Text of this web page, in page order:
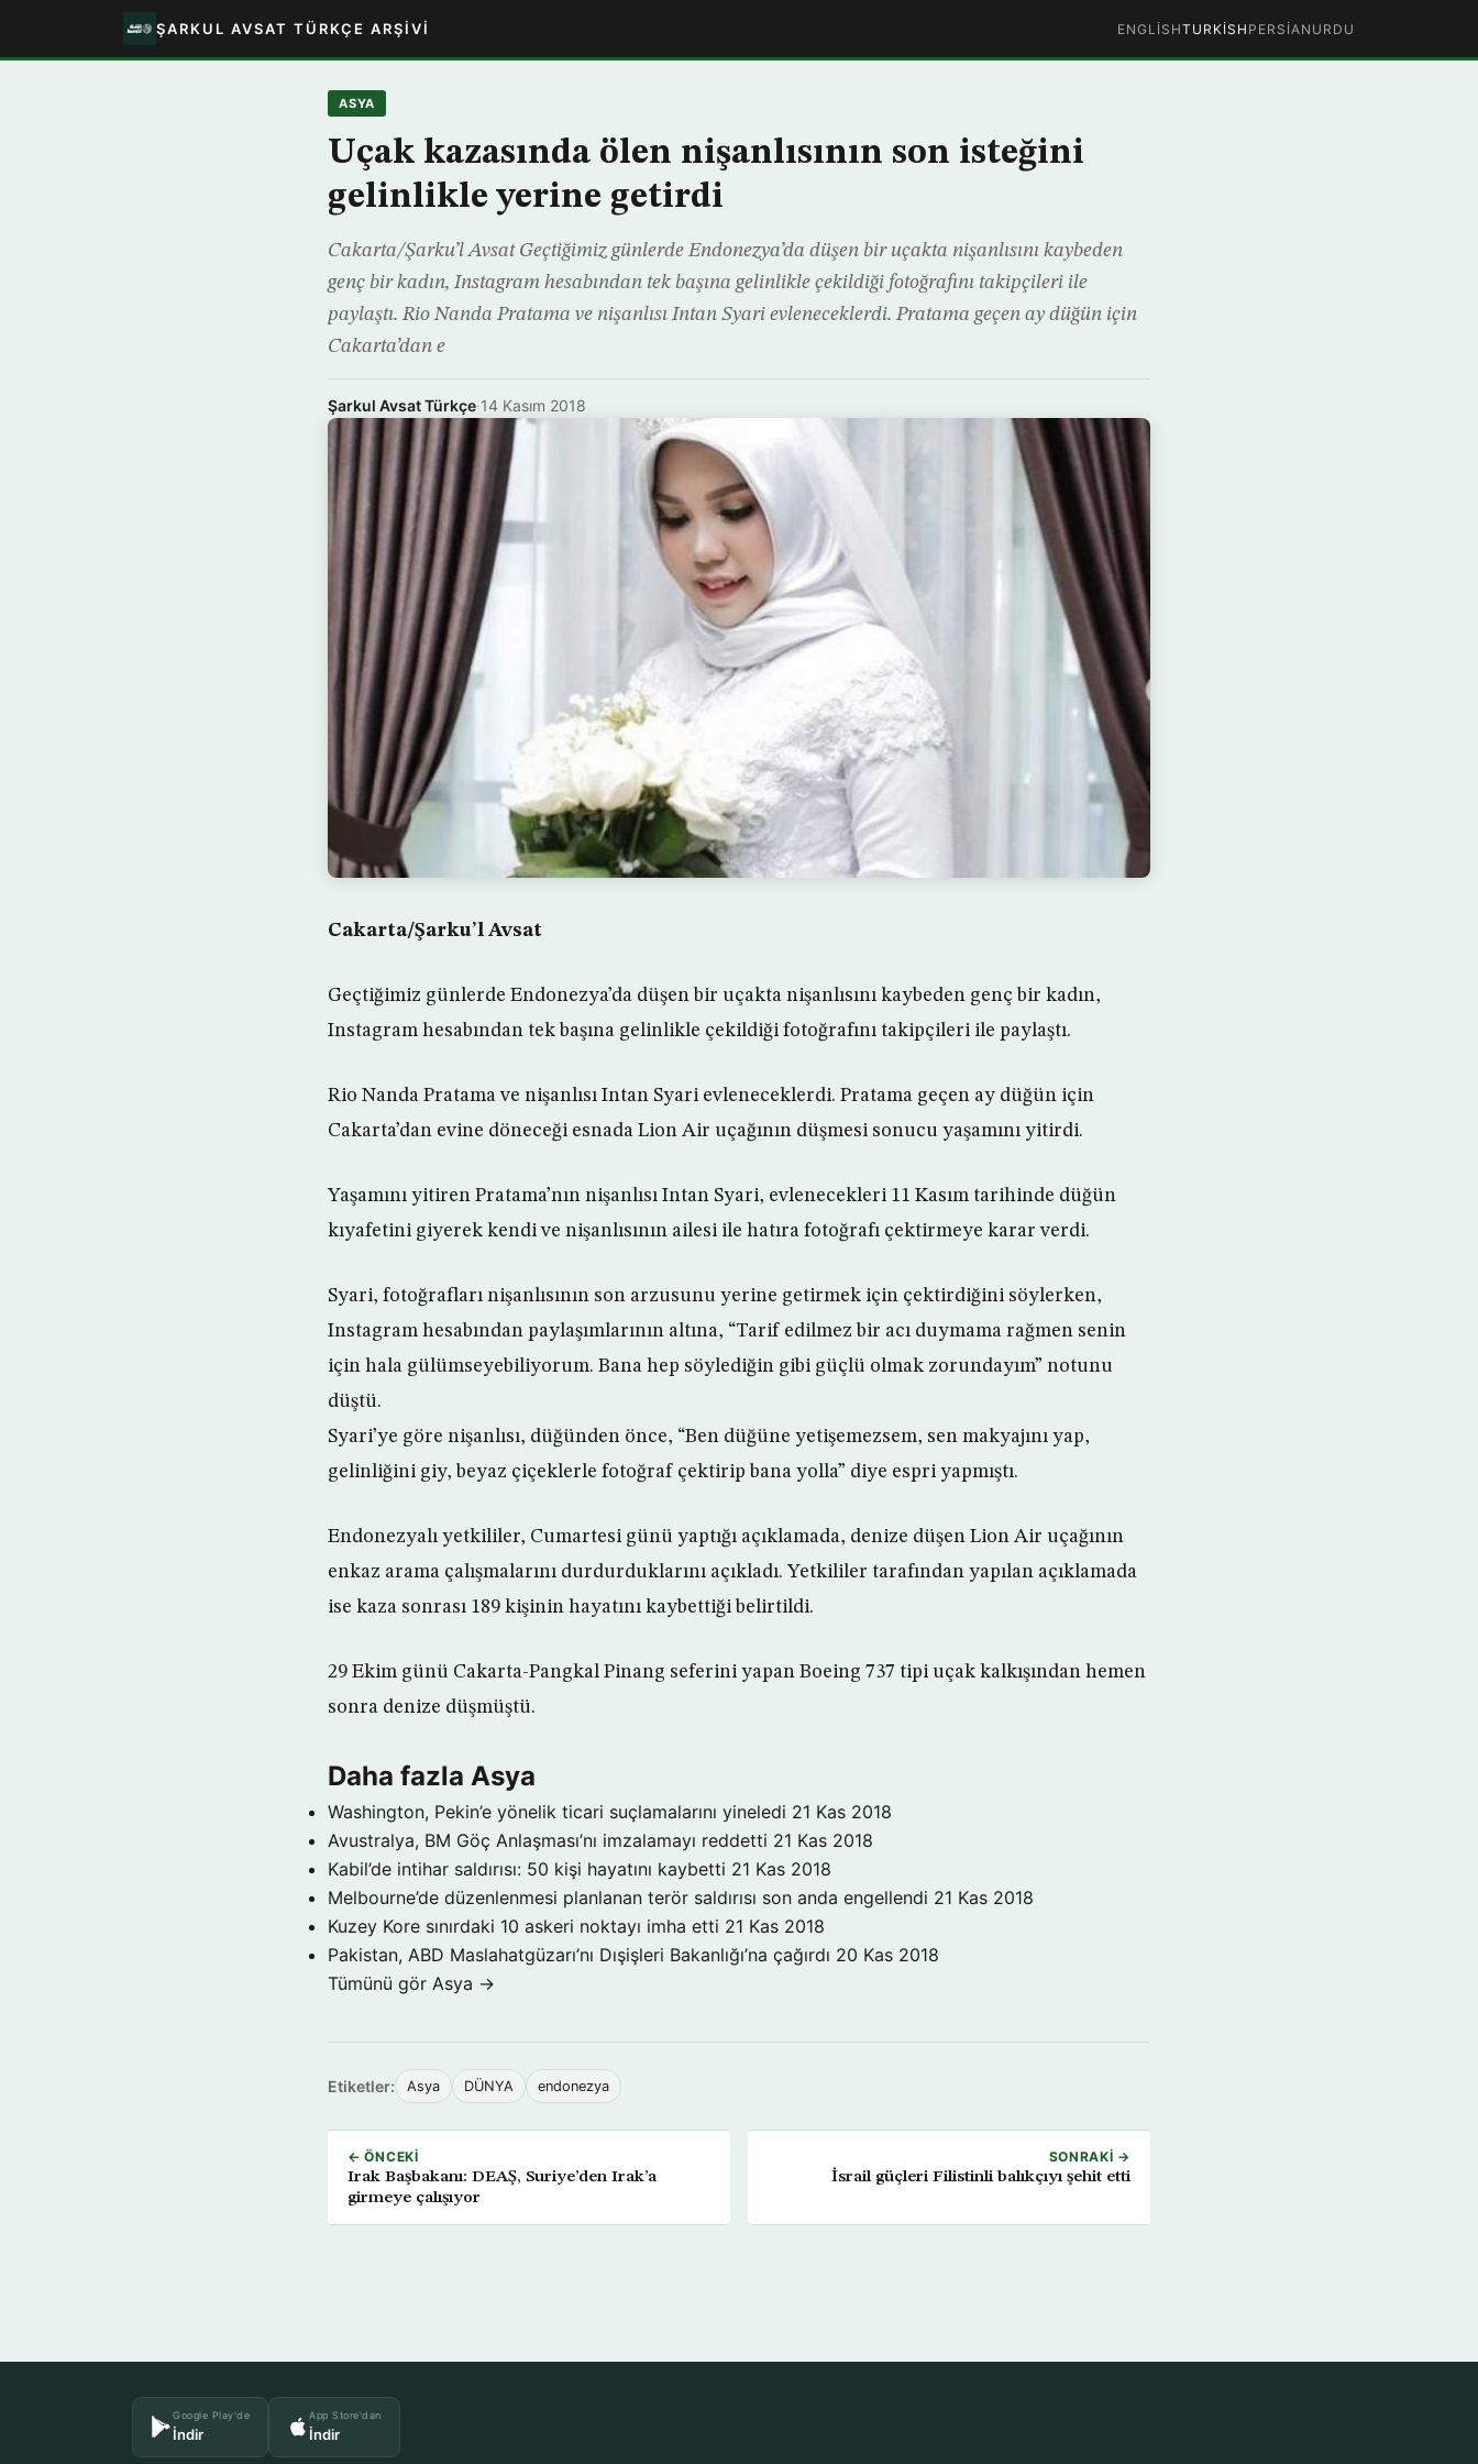
ŞARKUL AVSAT TÜRKÇE ARŞIVI ENGLISHTURKISH PERSIAN URDU
ASYA
Uçak kazasında ölen nişanlısının son isteğini
gelinlikle yerine getirdi
Cakarta/Şarku’l Avsat Geçtiğimiz günlerde Endonezya’da düşen bir uçakta nişanlısını kaybeden
genç bir kadın, Instagram hesabından tek başına gelinlikle çekildiği fotoğrafını takipçileri ile
paylaştı. Rio Nanda Pratama ve nişanlısı Intan Syari evleneceklerdi. Pratama geçen ay düğün için
Cakarta’dan e
Şarkul Avsat Türkçe·14 Kasım 2018
Cakarta/Şarku’l Avsat
Geçtiğimiz günlerde Endonezya’da düşen bir uçakta nişanlısını kaybeden genç bir kadın,
Instagram hesabından tek başına gelinlikle çekildiği fotoğrafını takipçileri ile paylaştı.
Rio Nanda Pratama ve nişanlısı Intan Syari evleneceklerdi. Pratama geçen ay düğün için
Cakarta’dan evine döneceği esnada Lion Air uçağının düşmesi sonucu yaşamını yitirdi.
Yaşamını yitiren Pratama’nın nişanlısı Intan Syari, evlenecekleri 11 Kasım tarihinde düğün
kıyafetini giyerek kendi ve nişanlısının ailesi ile hatıra fotoğrafı çektirmeye karar verdi.
Syari, fotoğrafları nişanlısının son arzusunu yerine getirmek için çektirdiğini söylerken,
Instagram hesabından paylaşımlarının altına, “Tarif edilmez bir acı duymama rağmen senin
için hala gülümseyebiliyorum. Bana hep söylediğin gibi güçlü olmak zorundayım” notunu
düştü.
Syari’ye göre nişanlısı, düğünden önce, “Ben düğüne yetişemezsem, sen makyajını yap,
gelinliğini giy, beyaz çiçeklerle fotoğraf çektirip bana yolla” diye espri yapmıştı.
Endonezyalı yetkililer, Cumartesi günü yaptığı açıklamada, denize düşen Lion Air uçağının
enkaz arama çalışmalarını durdurduklarını açıkladı. Yetkililer tarafından yapılan açıklamada
ise kaza sonrası 189 kişinin hayatını kaybettiği belirtildi.
29 Ekim günü Cakarta-Pangkal Pinang seferini yapan Boeing 737 tipi uçak kalkışından hemen
sonra denize düşmüştü.
Daha fazla Asya
Washington, Pekin’e yönelik ticari suçlamalarını yineledi 21 Kas 2018
Avustralya, BM Göç Anlaşması’nı imzalamayı reddetti 21 Kas 2018
Kabil’de intihar saldırısı: 50 kişi hayatını kaybetti 21 Kas 2018
Melbourne’de düzenlenmesi planlanan terör saldırısı son anda engellendi 21 Kas 2018
Kuzey Kore sınırdaki 10 askeri noktayı imha etti 21 Kas 2018
Pakistan, ABD Maslahatgüzarı’nı Dışişleri Bakanlığı’na çağırdı 20 Kas 2018
Tümünü gör Asya →
Etiketler: Asya DÜNYA endonezya
← ÖNCEKI
Irak Başbakanı: DEAŞ, Suriye’den Irak’a
girmeye çalışıyor
SONRAKI →
İsrail güçleri Filistinli balıkçıyı şehit etti
Google Play'de
İndir
App Store'dan
İndir